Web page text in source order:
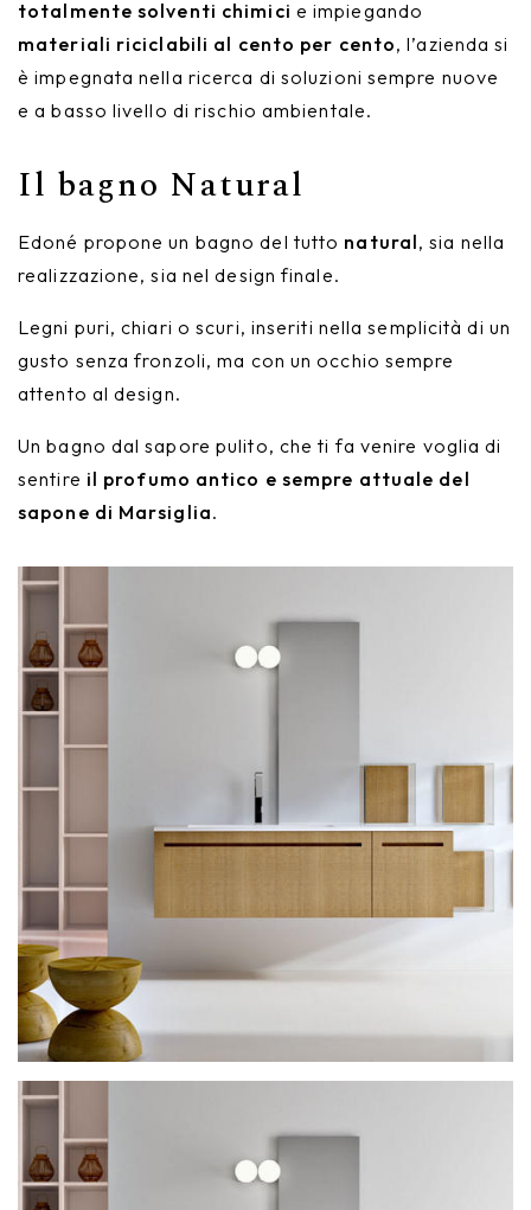
totalmente solventi chimici e impiegando
materiali riciclabili al cento per cento, l’azienda si
è impegnata nella ricerca di soluzioni sempre nuove
e a basso livello di rischio ambientale.
Il bagno Natural
Edoné propone un bagno del tutto natural, sia nella
realizzazione, sia nel design finale.
Legni puri, chiari o scuri, inseriti nella semplicità di un
gusto senza fronzoli, ma con un occhio sempre
attento al design.
Un bagno dal sapore pulito, che ti fa venire voglia di
sentire il profumo antico e sempre attuale del
sapone di Marsiglia.